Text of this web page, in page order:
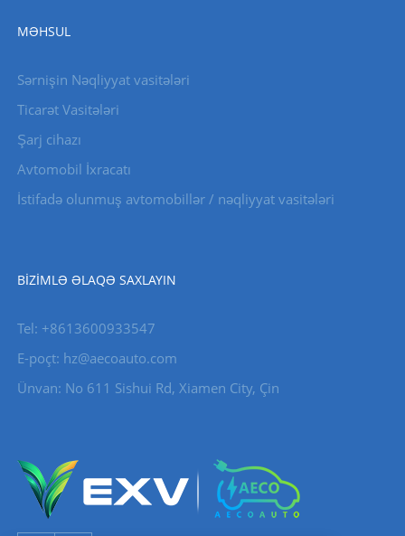
MƏHSUL
Sərnişin Nəqliyyat vasitələri
Ticarət Vasitələri
Şarj cihazı
Avtomobil İxracatı
İstifadə olunmuş avtomobillər / nəqliyyat vasitələri
BIZIMLƏ ƏLAQƏ SAXLAYIN
Tel: +8613600933547
E-poçt: hz@aecoauto.com
Ünvan: No 611 Sishui Rd, Xiamen City, Çin